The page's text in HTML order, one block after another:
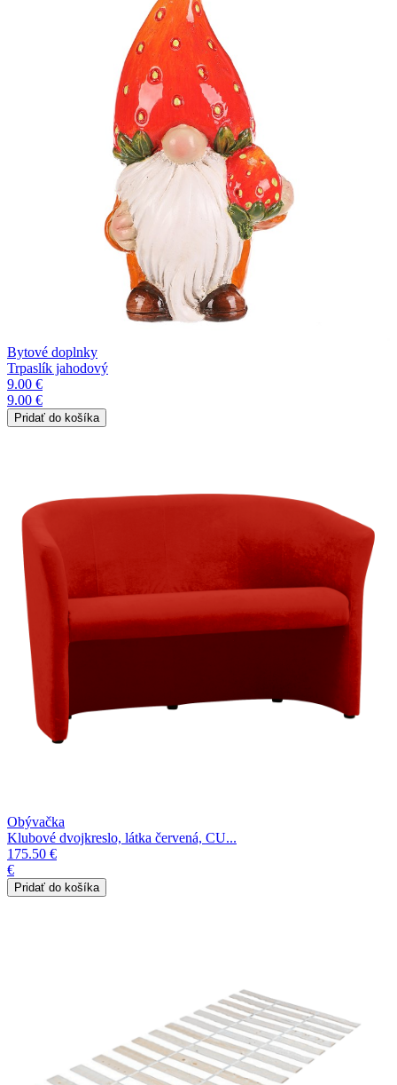
Bytové doplnky
Trpaslík jahodový
9.00 €
9.00 €
Obývačka
Klubové dvojkreslo, látka červená, CU...
175.50 €
€